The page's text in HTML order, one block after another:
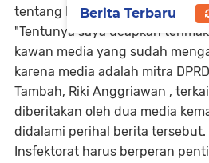
tentang Inspektorat.
"Tentunya saya ucapkan
kawan media yang sudah
karena media adalah mitra
Tambah, Riki Anggriawan ,
diberitakan oleh dua media
didalami perihal berita tersebut.
Insfektorat harus berperan
Berita Terbaru